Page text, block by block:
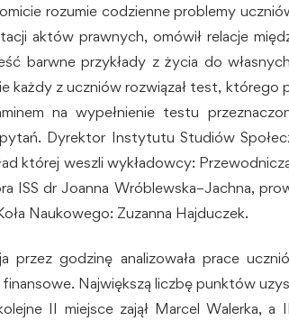
rozumie codzienne problemy
aktów prawnych, omówił relacje
barwne przykłady z życia do
każdy z uczniów rozwiązał test, którego
na wypełnienie testu
Dyrektor Instytutu Studiów
której weszli wykładowcy:
ISS dr Joanna Wróblewska–Jachna,
Naukowego: Zuzanna Hajduczek.
przez godzinę analizowała prace
Największą liczbę punktów
II miejsce zajął Marcel Walerka, a